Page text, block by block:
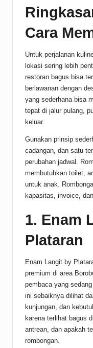
Cara
Untuk perjalanan
lokasi sering lebih
restoran bagus bisa
berlawanan dengan
yang sederhana bisa
tepat di jalur pulang,
keluar.
Gunakan prinsip
cadangan, dan satu
perubahan jadwal.
membutuhkan toilet,
untuk anak.
kapasitas, invoice,
1. Enam
Plataran
Enam Langit by
premium di area
pembaca yang
ini sebaiknya dilihat
kunjungan, dan
karena terlihat bagus
antrean, dan apakah
rombongan.